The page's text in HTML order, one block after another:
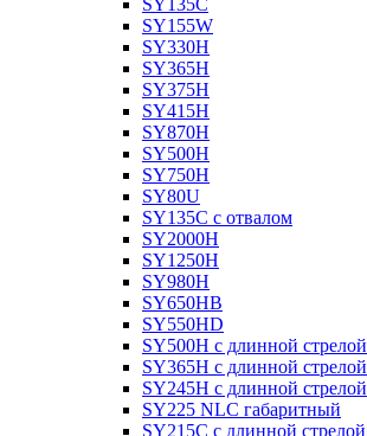
SY155W
SY330H
SY365H
SY375H
SY415H
SY870H
SY500H
SY750H
SY80U
SY135C с отвалом
SY2000H
SY1250H
SY980H
SY650HB
SY550HD
SY500H с длинной стрелой
SY365H с длинной стрелой
SY245H с длинной стрелой
SY225 NLC габаритный
SY215C с длинной стрелой